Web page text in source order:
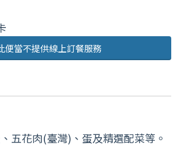
便當不提供線上訂餐服務
五花肉(臺灣)、蛋及精選配菜等。